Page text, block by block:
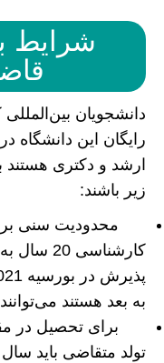
شرایط
دانشجویان
رایگان این دانشگاه
ارشد و دکتری هستند
زیر باشند:
محدودیت سنی
به بعد هستند
برای تحصیل در
تولد متقاضی باید سال 90 به بعد باشد.